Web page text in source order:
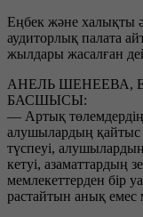
Еңбек және халықты
аудиторлық палата
жылдары жасалған
АНЕЛЬ ШЕНЕЕВА,
БАСШЫСЫ:
— Артық төлемдердің
алушылардың қайтыс
түспеуі,
кетуі, азаматтардың
мемлекеттерден бір
растайтын анық емес